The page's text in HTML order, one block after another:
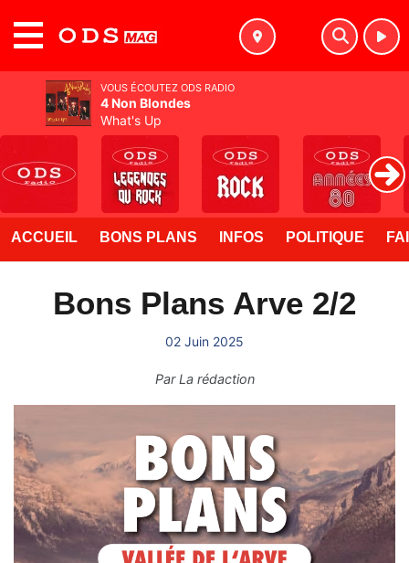
ACCUEIL BONS PLANS INFOS POLITIQUE
Bons Plans Arve 2/2
02 Juin 2025
ParLa rédaction
VOUS ÉCOUTEZ ODS RADIO
4 Non Blondes
What's Up